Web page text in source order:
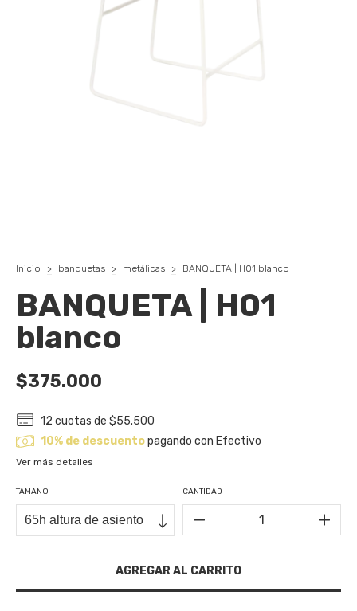
Inicio > banquetas > metálicas > BANQUETA | H01 blanco
BANQUETA | H01
blanco
$375.000
12 cuotas de$55.500
10% de descuentopagando con Efectivo
Ver más detalles
TAMAÑO CANTIDAD